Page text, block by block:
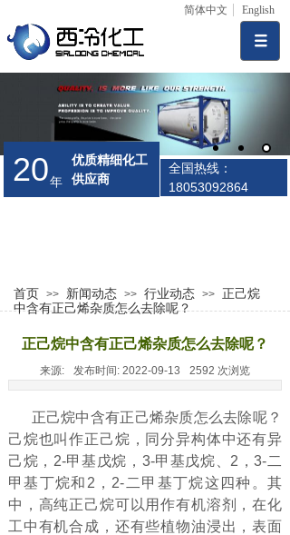
简体中文 English
年
20
优质精细化工
供应商
全国热线：
18053092864
首页 >> 新闻动态 >> 行业动态 >> 正己烷
中含有正己烯杂质怎么去除呢？
正己烷中含有正己烯杂质怎么去除呢？
来源: 发布时间: 2022-09-13 2592 次浏览
正己烷中含有正己烯杂质怎么去除呢？
己烷也叫作正己烷，同分异构体中还有异
己烷，2-甲基戊烷，3-甲基戊烷、2，3-二
甲基丁烷和2，2-二甲基丁烷这四种。其
中，高纯正己烷可以用作有机溶剂，在化
工中有机合成，还有些植物油浸出，表面